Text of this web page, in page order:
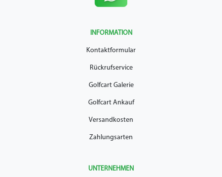
INFORMATION
Kontaktformular
Rückrufservice
Golfcart Galerie
Golfcart Ankauf
Versandkosten
Zahlungsarten
UNTERNEHMEN